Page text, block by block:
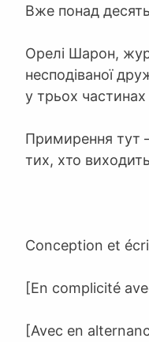
Вже понад
Орелі Шарон,
несподіваної
у трьох
Примирення тут
тих, хто
Conception et
[En complicité
[Avec en